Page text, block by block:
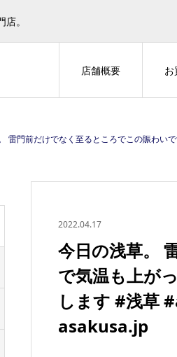
。
店舗概要 お
門前だけでなく至るところでこの賑わいです。青空
2022.04.17
今日の浅草。
で気温も上が
します #浅草
asakusa.jp